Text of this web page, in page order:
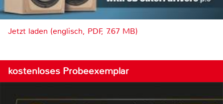
Jetzt laden (englisch, PDF, 7.67 MB)
kostenloses Probeexemplar